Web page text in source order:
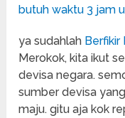
butuh waktu 3 jam
ya sudahlah Berfikir
Merokok, kita ikut
devisa negara.
sumber devisa
maju. gitu aja kok